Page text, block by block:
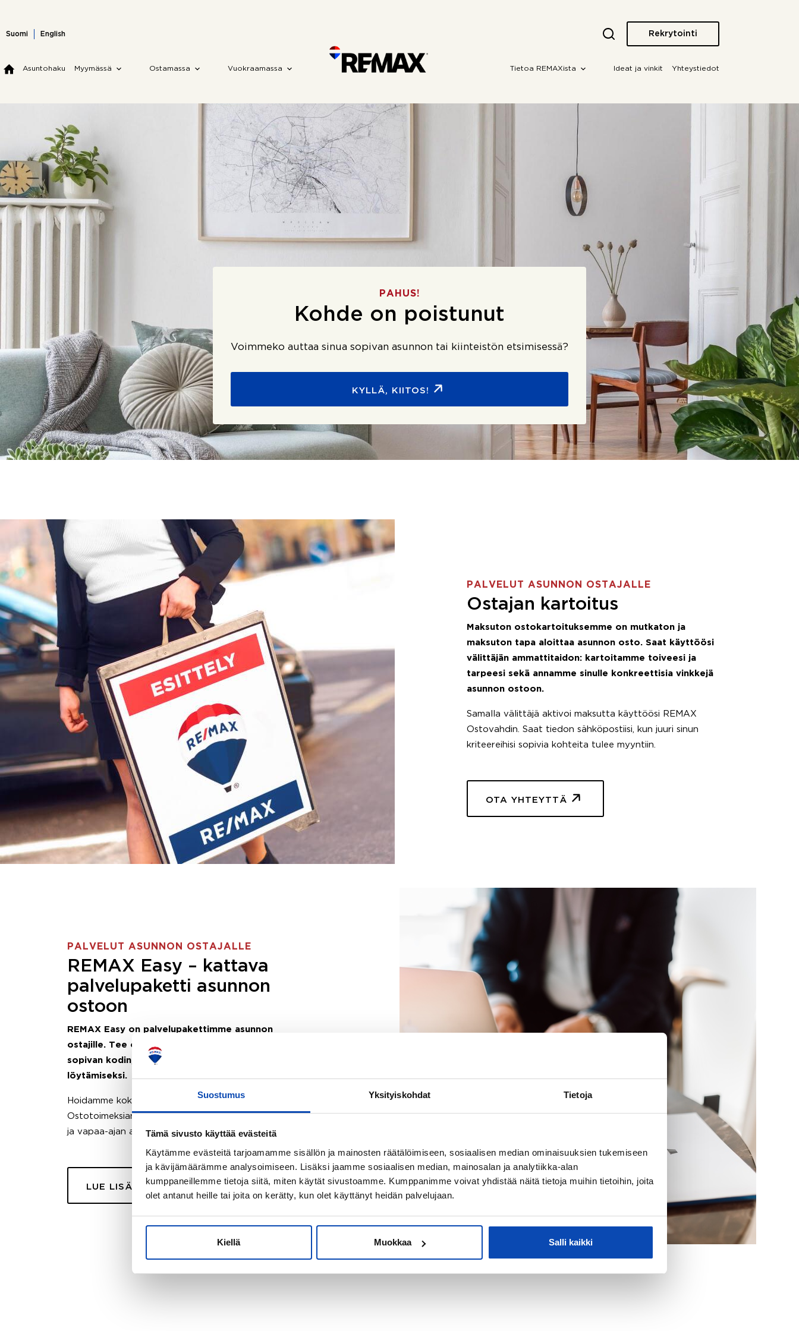
Suostumus Yksityiskohdat Tietoja
Tämä sivusto käyttää evästeitä
Käytämme evästeitä tarjoamamme sisällön ja mainosten räätälöimiseen, sosiaalisen median ominaisuuksien tukemiseen
ja kävijämäärämme analysoimiseen. Lisäksi jaamme sosiaalisen median, mainosalan ja analytiikka-alan
kumppaneillemme tietoja siitä, miten käytät sivustoamme. Kumppanimme voivat yhdistää näitä tietoja muihin tietoihin, joita
olet antanut heille tai joita on kerätty, kun olet käyttänyt heidän palvelujaan.
Kiellä Muokkaa Salli kaikki
content
Suomi English Rekrytointi
Asuntohaku Myymässä Ostamassa Vuokraamassa Tietoa REMAXista Ideat ja vinkit Yhteystiedot
PAHUS!
Kohde on poistunut
Voimmeko auttaa sinua sopivan asunnon tai kiinteistön etsimisessä?
KYLLÄ, KIITOS!
PALVELUT ASUNNON OSTAJALLE
Ostajan kartoitus
Maksuton ostokartoituksemme on mutkaton ja
maksuton tapa aloittaa asunnon osto. Saat käyttöösi
välittäjän ammattitaidon: kartoitamme toiveesi ja
tarpeesi sekä annamme sinulle konkreettisia vinkkejä
asunnon ostoon.
Samalla välittäjä aktivoi maksutta käyttöösi REMAX
Ostovahdin. Saat tiedon sähköpostiisi, kun juuri sinun
kriteereihisi sopivia kohteita tulee myyntiin.
OTA YHTEYTTÄ
PALVELUT ASUNNON OSTAJALLE
REMAX Easy – kattava
palvelupaketti asunnon
ostoon
REMAX Easy on palvelupakettimme asunnon
ostajille. Tee ostotoimeksianto ja etsimme juuri sinulle
sopivan kodin, eikä sinun tarvitse nähdä vaivaa sen
löytämiseksi.
Hoidamme koko ostoprosessin puolestasi.
Ostotoimeksiantopalvelumme sopii myös esimerkiksi sijoitus-
ja vapaa-ajan asuntojen ostoon.
LUE LISÄÄ